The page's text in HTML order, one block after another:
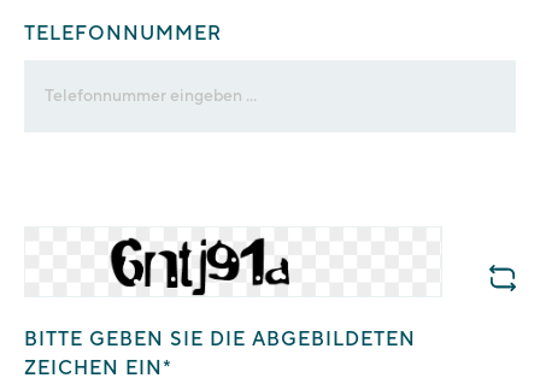
TELEFONNUMMER
BITTE GEBEN SIE DIE ABGEBILDETEN
ZEICHEN EIN*